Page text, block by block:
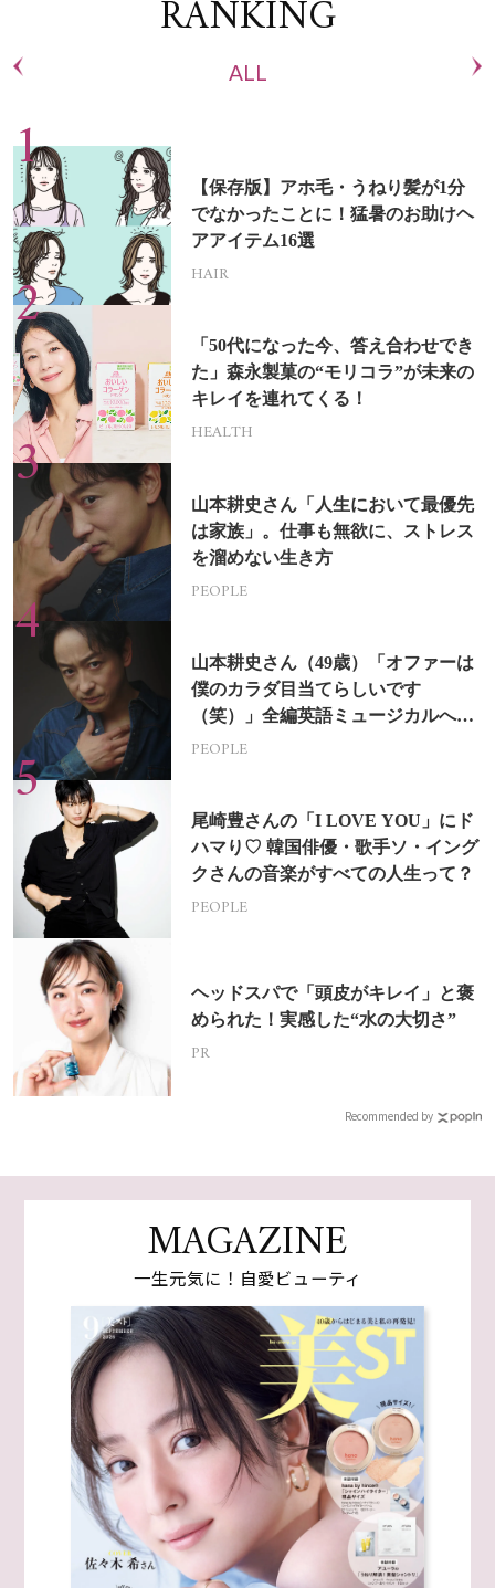
RANKING
ALL
【保存版】アホ毛・うねり髪が1分
でなかったことに！猛暑のお助けヘ
アアイテム16選
HAIR
「50代になった今、答え合わせでき
た」森永製菓の“モリコラ”が未来の
キレイを連れてくる！
HEALTH
山本耕史さん「人生において最優先
は家族」。仕事も無欲に、ストレス
を溜めない生き方
PEOPLE
山本耕史さん（49歳）「オファーは
僕のカラダ目当てらしいです
（笑）」全編英語ミュージカルへの
挑戦
PEOPLE
尾崎豊さんの「I LOVE YOU」にド
ハマり♡ 韓国俳優・歌手ソ・イング
クさんの音楽がすべての人生って？
PEOPLE
ヘッドスパで「頭皮がキレイ」と褒
められた！実感した“水の大切さ”
PR
Recommended by
MAGAZINE
一生元気に！自愛ビューティ